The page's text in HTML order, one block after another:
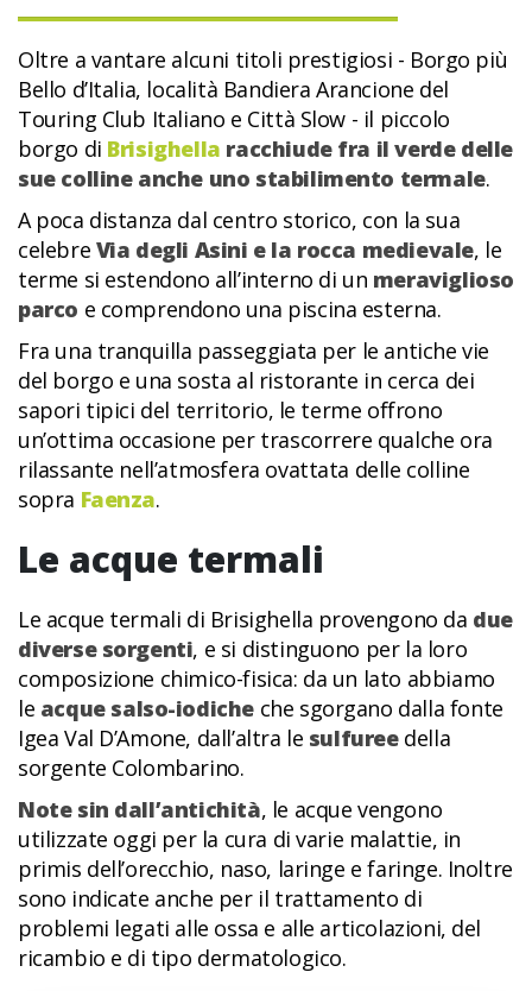
Oltre a vantare alcuni titoli prestigiosi - Borgo più
Bello d’Italia, località Bandiera Arancione del
Touring Club Italiano e Città Slow - il piccolo
borgo di Brisighella racchiude fra il verde delle
sue colline anche uno stabilimento termale.
A poca distanza dal centro storico, con la sua
celebre Via degli Asini e la rocca medievale, le
terme si estendono all’interno di un meraviglioso
parco e comprendono una piscina esterna.
Fra una tranquilla passeggiata per le antiche vie
del borgo e una sosta al ristorante in cerca dei
sapori tipici del territorio, le terme offrono
un’ottima occasione per trascorrere qualche ora
rilassante nell’atmosfera ovattata delle colline
sopra Faenza.
Le acque termali
Le acque termali di Brisighella provengono da due
diverse sorgenti, e si distinguono per la loro
composizione chimico-fisica: da un lato abbiamo
le acque salso-iodiche che sgorgano dalla fonte
Igea Val D’Amone, dall’altra le sulfureedella
sorgente Colombarino.
Note sin dall’antichità, le acque vengono
utilizzate oggi per la cura di varie malattie, in
primis dell’orecchio, naso, laringe e faringe. Inoltre
sono indicate anche per il trattamento di
problemi legati alle ossa e alle articolazioni, del
ricambio e di tipo dermatologico.